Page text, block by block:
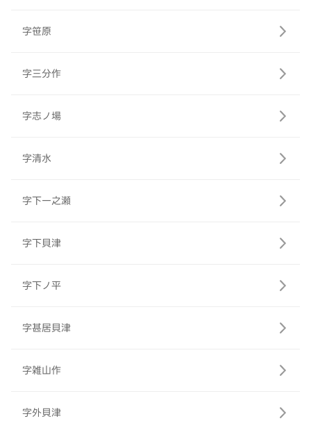
字笹原
字三分作
字志ノ場
字清水
字下一之瀬
字下貝津
字下ノ平
字甚居貝津
字雑山作
字外貝津